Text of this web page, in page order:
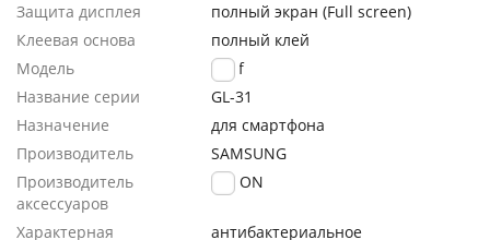
Защита дисплея
полный экран (Full screen)
Клеевая основа
полный клей
Модель
Wolf
Название серии
GL-31
Назначение
для смартфона
Производитель
SAMSUNG
Производитель
аксессуаров
FaisON
Характерная
антибактериальное